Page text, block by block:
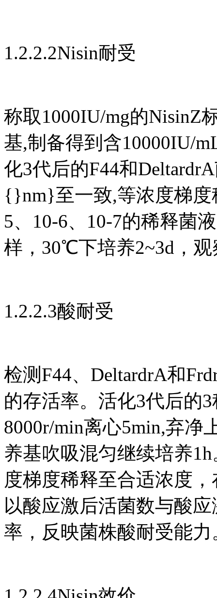
1.2.2.2Nisin耐受
称取1000IU/mg的NisinZ
基,制备得到含10000IU/
化3代后的F44和
{}nm}至一致,等浓度梯度
5、10-6、10-7的稀释菌
样，30℃下培养2~3d，
1.2.2.3酸耐受
检测F44、DeltardrA和
的存活率。活化3代后的
8000r/min离心5min,弃净
养基吹吸混匀继续培养
度梯度稀释至合适浓度
以酸应激后活菌数与酸
率，反映菌株酸耐受能力